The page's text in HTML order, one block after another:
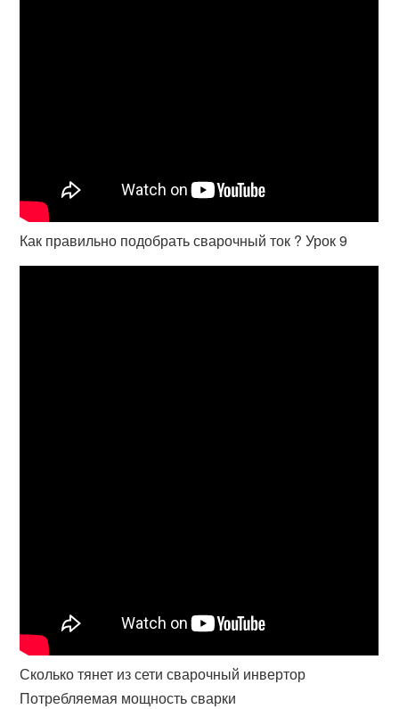
Как правильно подобрать сварочный ток ? Урок 9
Сколько тянет из сети сварочный инвертор
Потребляемая мощность сварки